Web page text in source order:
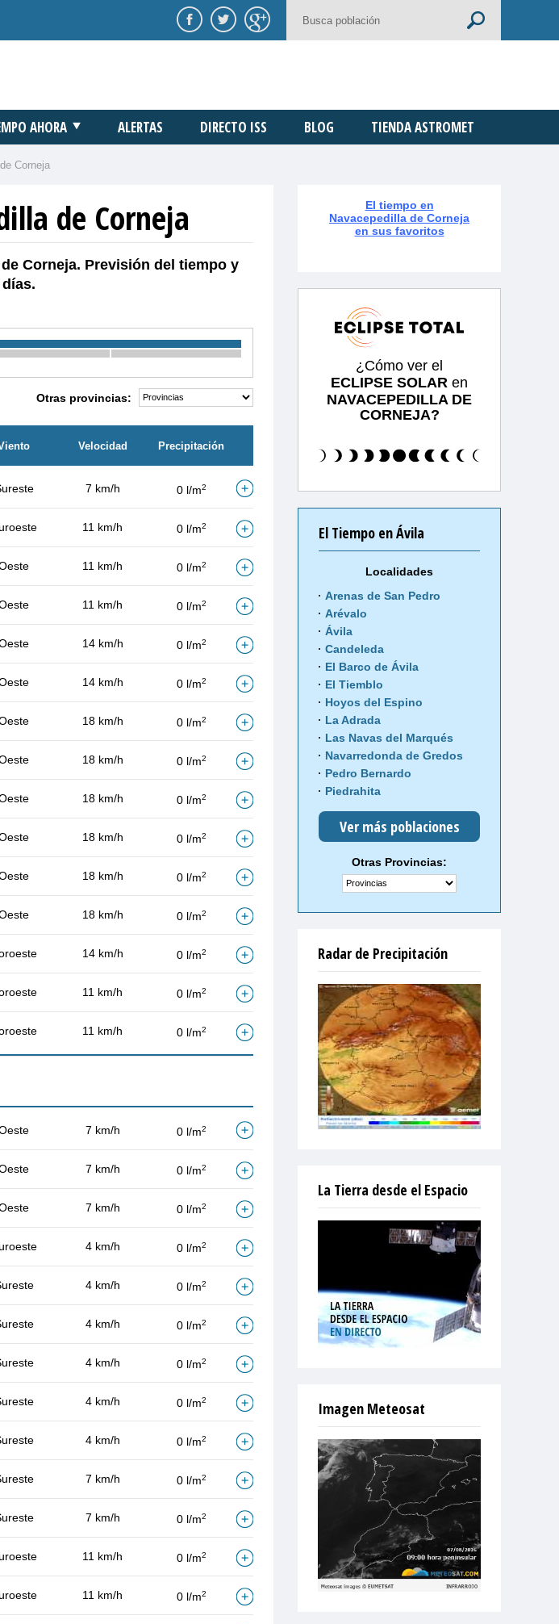
AHORA ALERTAS DIRECTO ISS BLOG TIENDA ASTROMET
Corneja
de Corneja
Corneja. Previsión del tiempo y
Otras provincias:
Velocidad Precipitación
7 km/h 0 l/m2
11 km/h 0 l/m2
11 km/h 0 l/m2
11 km/h 0 l/m2
14 km/h 0 l/m2
14 km/h 0 l/m2
18 km/h 0 l/m2
18 km/h 0 l/m2
18 km/h 0 l/m2
18 km/h 0 l/m2
18 km/h 0 l/m2
18 km/h 0 l/m2
14 km/h 0 l/m2
11 km/h 0 l/m2
11 km/h 0 l/m2
7 km/h 0 l/m2
7 km/h 0 l/m2
7 km/h 0 l/m2
4 km/h 0 l/m2
4 km/h 0 l/m2
4 km/h 0 l/m2
4 km/h 0 l/m2
4 km/h 0 l/m2
4 km/h 0 l/m2
7 km/h 0 l/m2
7 km/h 0 l/m2
11 km/h 0 l/m2
11 km/h 0 l/m2
El tiempo en
Navacepedilla de Corneja
en sus favoritos
¿Cómo ver el
ECLIPSE SOLAR en
NAVACEPEDILLA DE
CORNEJA?
El Tiempo en Ávila
Localidades
Arenas de San Pedro
Arévalo
Ávila
Candeleda
El Barco de Ávila
El Tiemblo
Hoyos del Espino
La Adrada
Las Navas del Marqués
Navarredonda de Gredos
Pedro Bernardo
Piedrahita
Ver más poblaciones
Otras Provincias:
Radar de Precipitación
La Tierra desde el Espacio
Imagen Meteosat